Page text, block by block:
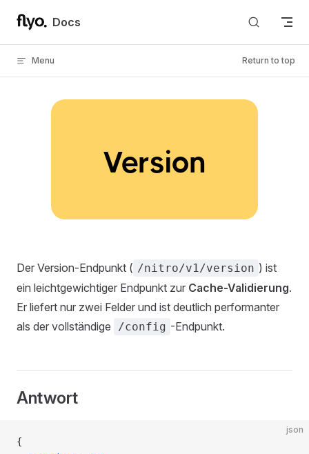
Skip to content
Docs
Menu Return to top
Version
Der Version-Endpunkt ( /nitro/v1/version ) ist
ein leichtgewichtiger Endpunkt zur Cache-Validierung.
Er liefert nur zwei Felder und ist deutlich performanter
als der vollständige
/config -Endpunkt.
Antwort
json
{